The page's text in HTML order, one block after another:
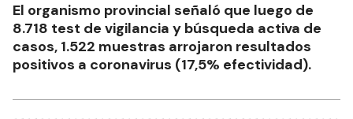
El organismo provincial señaló que luego de
8.718 test de vigilancia y búsqueda activa de
casos, 1.522 muestras arrojaron resultados
positivos a coronavirus (17,5% efectividad).